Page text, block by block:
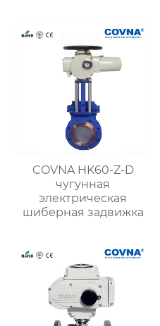
COVNA HK60-Z-D
чугунная
электрическая
шиберная задвижка